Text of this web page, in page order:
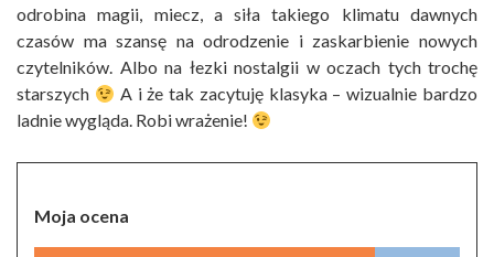
odrobina magii, miecz, a siła takiego klimatu dawnych
czasów ma szansę na odrodzenie i zaskarbienie nowych
czytelników. Albo na łezki nostalgii w oczach tych trochę
starszych
A i że tak zacytuję klasyka – wizualnie bardzo
ladnie wygląda. Robi wrażenie!
Moja ocena